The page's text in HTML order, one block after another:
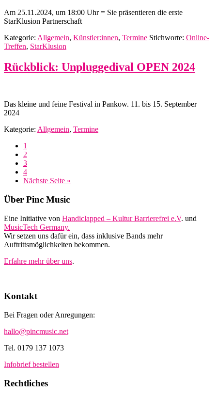
Am 25.11.2024, um 18:00 Uhr = Sie präsentieren die erste
StarKlusion Partnerschaft
Kategorie: Allgemein, Künstler:innen, Termine Stichworte: Online-
Treffen, StarKlusion
Rückblick: Unpluggedival OPEN 2024
Das kleine und feine Festival in Pankow. 11. bis 15. September
2024
Kategorie: Allgemein, Termine
Seite
1
Seite
2
Seite
3
Seite
4
Nächste Seite aufrufen
»
Footer
Über Pinc Music
Eine Initiative von Handiclapped – Kultur Barrierefrei e.V. und
MusicTech Germany.
Wir setzen uns dafür ein, dass inklusive Bands mehr
Auftrittsmöglichkeiten bekommen.
Erfahre mehr über uns.
Kontakt
Bei Fragen oder Anregungen:
hallo@pincmusic.net
Tel. 0179 137 1073
Infobrief bestellen
Rechtliches